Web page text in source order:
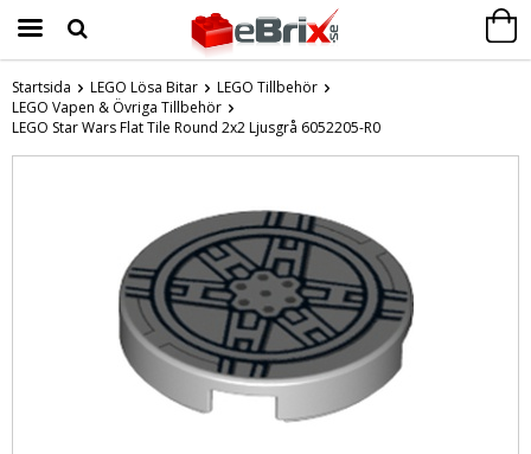
Produkten har blivit tillagd i varukorgen
Startsida LEGO Lösa Bitar
LEGO Tillbehör
LEGO Vapen & Övriga Tillbehör
LEGO Star Wars Flat Tile Round 2x2 Ljusgrå 6052205-R0